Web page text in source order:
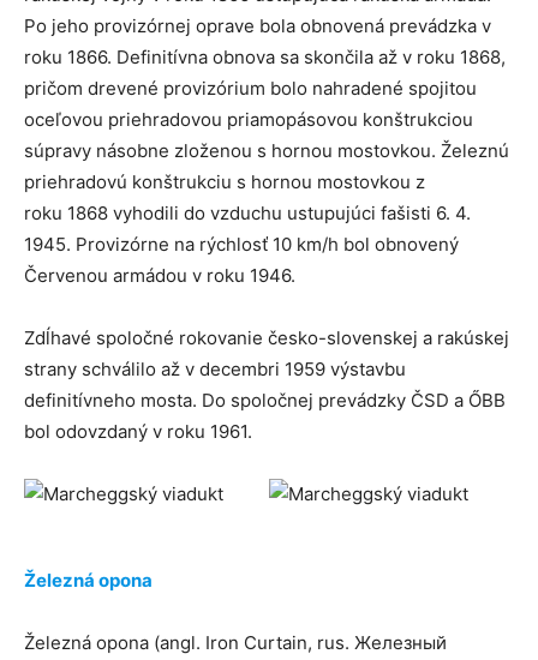
Po jeho provizórnej oprave bola obnovená prevádzka v
roku 1866. Definitívna obnova sa skončila až v roku 1868,
pričom drevené provizórium bolo nahradené spojitou
oceľovou priehradovou priamopásovou konštrukciou
súpravy násobne zloženou s hornou mostovkou. Železnú
priehradovú konštrukciu s hornou mostovkou z
roku 1868 vyhodili do vzduchu ustupujúci fašisti 6. 4.
1945. Provizórne na rýchlosť 10 km/h bol obnovený
Červenou armádou v roku 1946.
Zdĺhavé spoločné rokovanie česko-slovenskej a rakúskej
strany schválilo až v decembri 1959 výstavbu
definitívneho mosta. Do spoločnej prevádzky ČSD a ŐBB
bol odovzdaný v roku 1961.
Železná opona
Železná opona (angl. Iron Curtain, rus. Железный